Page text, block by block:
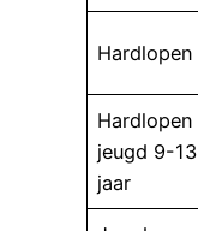
Hardlopen
Hardlopen
jeugd 9-13
jaar